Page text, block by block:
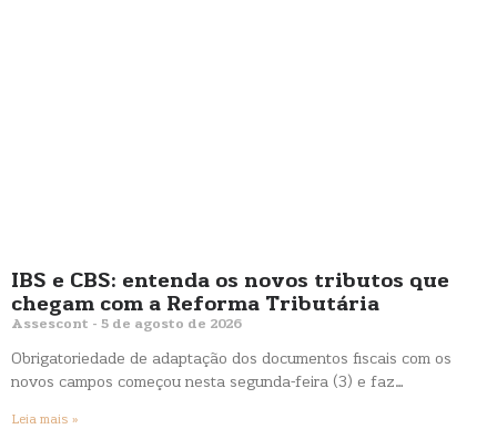
IBS e CBS: entenda os novos tributos que
chegam com a Reforma Tributária
Assescont 5 de agosto de 2026
Obrigatoriedade de adaptação dos documentos fiscais com os
novos campos começou nesta segunda-feira (3) e faz…
Leia mais »